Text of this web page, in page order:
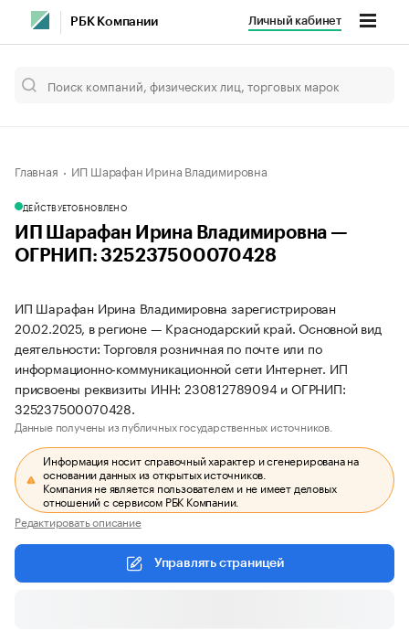
РБК Компании Личный кабинет
Главная ИП Шарафан Ирина Владимировна
ДЕЙСТВУЕТОБНОВЛЕНО
ИП Шарафан Ирина Владимировна —
ОГРНИП: 325237500070428
ИП Шарафан Ирина Владимировна зарегистрирован
20.02.2025, в регионе — Краснодарский край. Основной вид
деятельности: Торговля розничная по почте или по
информационно-коммуникационной сети Интернет. ИП
присвоены реквизиты ИНН: 230812789094 и ОГРНИП:
325237500070428.
Данные получены из публичных государственных источников.
Информация носит справочный характер и сгенерирована на
основании данных из открытых источников.
Компания не является пользователем и не имеет деловых
отношений с сервисом РБК Компании.
Редактировать описание
Управлять страницей